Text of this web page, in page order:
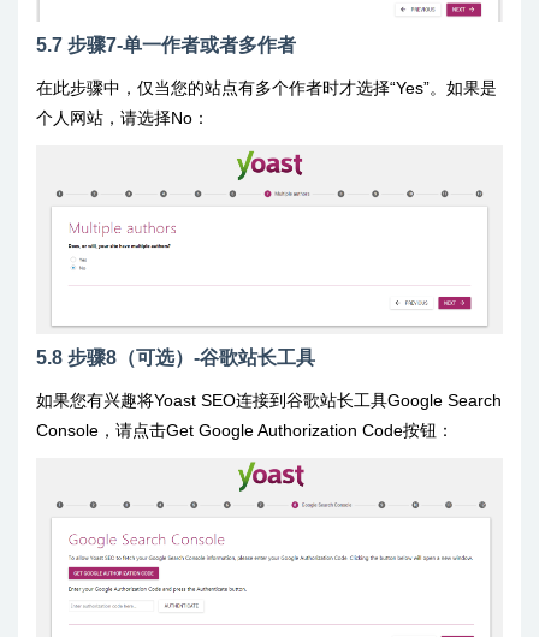
5.7 步骤7-单一作者或者多作者
在此步骤中，仅当您的站点有多个作者时才选择“Yes”。如果是
个人网站，请选择No：
5.8 步骤8（可选）-谷歌站长工具
如果您有兴趣将Yoast SEO连接到谷歌站长工具Google Search
Console，请点击Get Google Authorization Code按钮：